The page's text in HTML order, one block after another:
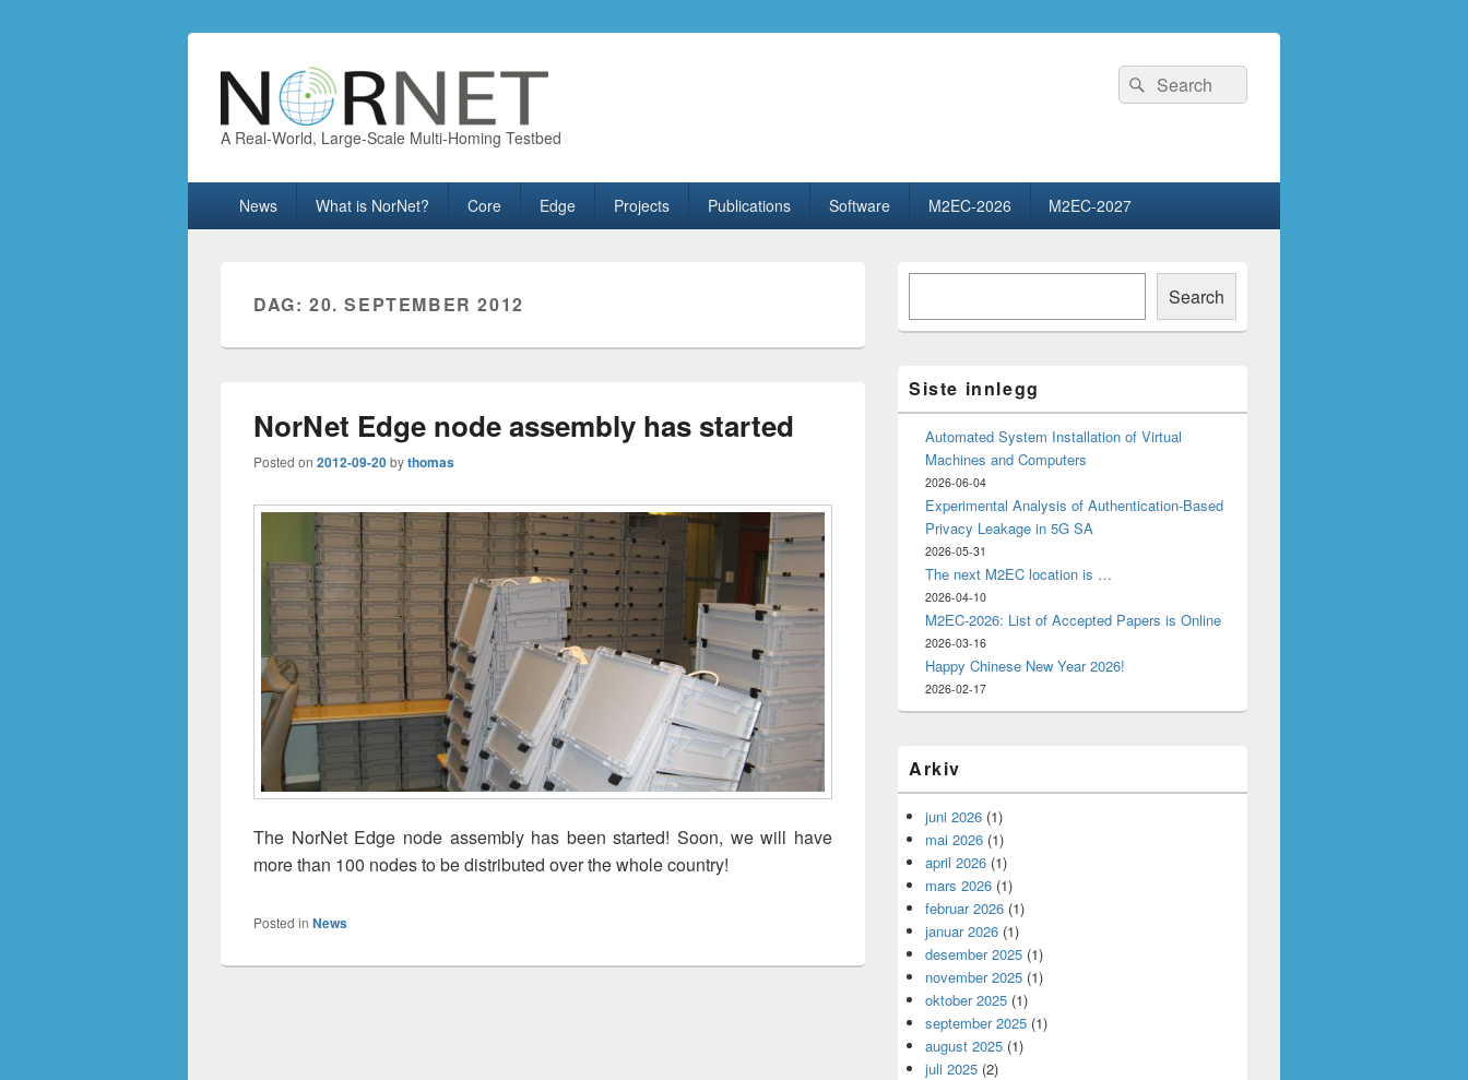
A Real-World, Large-Scale Multi-Homing Testbed
Search
for:
Search
News What is NorNet? Core Edge Projects Publications Software M2EC-2026 M2EC-2027
DAG: 20. SEPTEMBER 2012
NorNet Edge node assembly has started
Posted on 2012-09-20bythomas
The NorNet Edge node assembly has been started! Soon, we will have
more than 100 nodes to be distributed over the whole country!
Posted in News
Primary
Area
Search
Siste innlegg
Automated System Installation of Virtual
Machines and Computers
2026-06-04
Experimental Analysis of Authentication-Based
Privacy Leakage in 5G SA
2026-05-31
The next M2EC location is …
2026-04-10
M2EC-2026: List of Accepted Papers is Online
2026-03-16
Happy Chinese New Year 2026!
2026-02-17
Arkiv
juni 2026 (1)
mai 2026 (1)
april 2026 (1)
mars 2026 (1)
februar 2026 (1)
januar 2026 (1)
desember 2025 (1)
november 2025 (1)
oktober 2025 (1)
september 2025 (1)
august 2025 (1)
juli 2025 (2)